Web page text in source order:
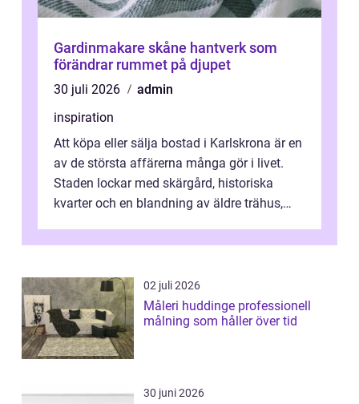
Gardinmakare skåne hantverk som
förändrar rummet på djupet
30 juli 2026
admin
inspiration
Att köpa eller sälja bostad i Karlskrona är en
av de största affärerna många gör i livet.
Staden lockar med skärgård, historiska
kvarter och en blandning av äldre trähus,
02 juli 2026
Måleri huddinge professionell
målning som håller över tid
30 juni 2026